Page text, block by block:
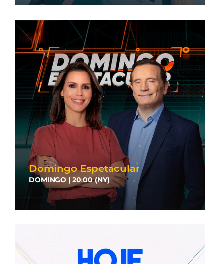
Domingo Espetacular
DOMINGO | 20:00 (NY)